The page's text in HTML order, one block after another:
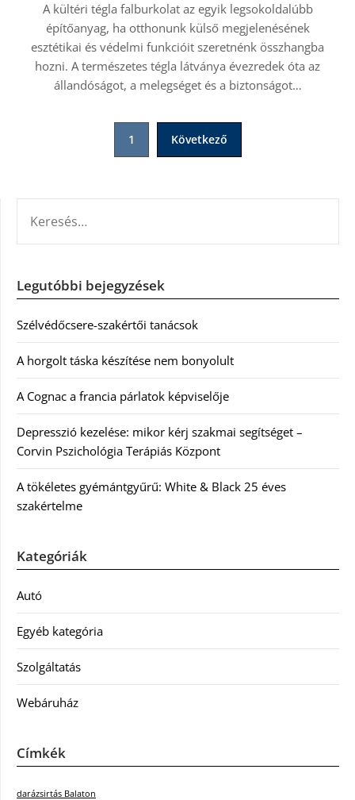
A kültéri tégla falburkolat az egyik legsokoldalúbb
építőanyag, ha otthonunk külső megjelenésének
esztétikai és védelmi funkcióit szeretnénk összhangba
hozni. A természetes tégla látványa évezredek óta az
állandóságot, a melegséget és a biztonságot…
1 Következő
Legutóbbi bejegyzések
Szélvédőcsere-szakértői tanácsok
A horgolt táska készítése nem bonyolult
A Cognac a francia párlatok képviselője
Depresszió kezelése: mikor kérj szakmai segítséget –
Corvin Pszichológia Terápiás Központ
A tökéletes gyémántgyűrű: White & Black 25 éves
szakértelme
Kategóriák
Autó
Egyéb kategória
Szolgáltatás
Webáruház
Címkék
darázsirtás Balaton